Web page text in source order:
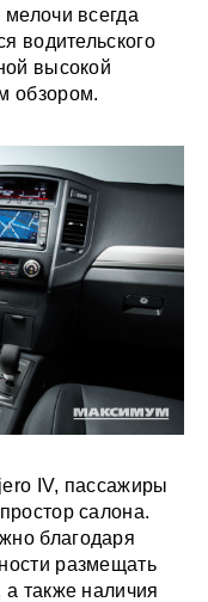
всегда
водительского
высокой
обзором.
IV, пассажиры
салона.
благодаря
размещать
также наличия